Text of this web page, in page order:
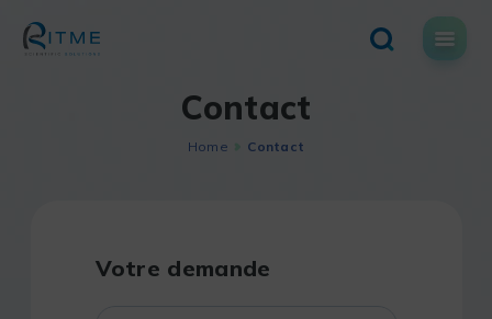
content
Contact
Home Contact
Votre demande